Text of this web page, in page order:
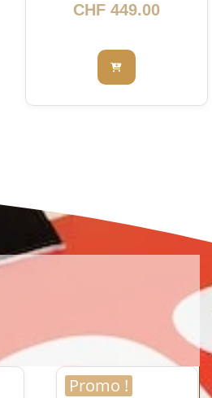
CHF449.00
Promo !